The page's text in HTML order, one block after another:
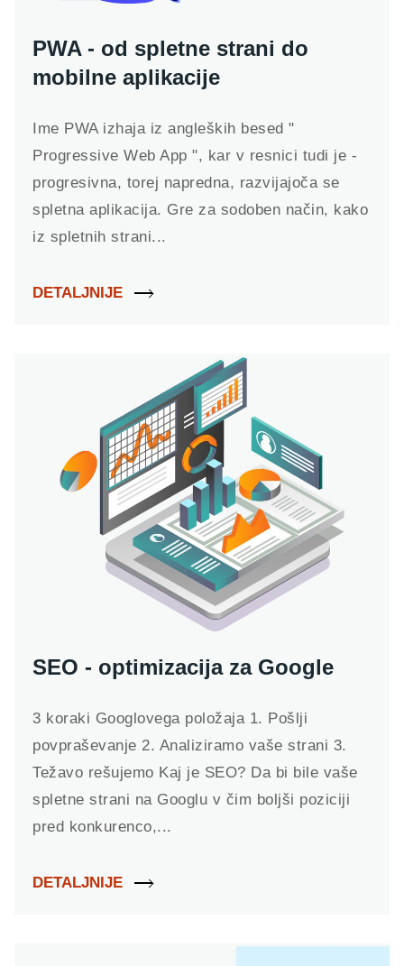
PWA - od spletne strani do
mobilne aplikacije
Ime PWA izhaja iz angleških besed "
Progressive Web App ", kar v resnici tudi je -
progresivna, torej napredna, razvijajoča se
spletna aplikacija. Gre za sodoben način, kako
iz spletnih strani...
DETALJNIJE
SEO - optimizacija za Google
3 koraki Googlovega položaja 1. Pošlji
povpraševanje 2. Analiziramo vaše strani 3.
Težavo rešujemo Kaj je SEO? Da bi bile vaše
spletne strani na Googlu v čim boljši poziciji
pred konkurenco,...
DETALJNIJE